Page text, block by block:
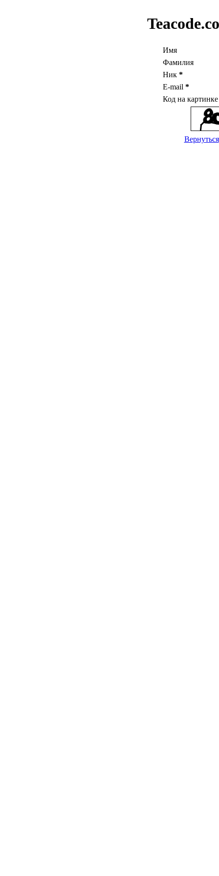
Имя
Фамилия
Ник *
E-mail *
Код на
Вернуться